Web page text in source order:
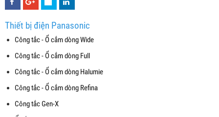
Thiết bị điện Panasonic
Công tắc - Ổ cắm dòng Wide
Công tắc - Ổ cắm dòng Full
Công tắc - Ổ cắm dòng Halumie
Công tắc - Ổ cắm dòng Refina
Công tắc Gen-X